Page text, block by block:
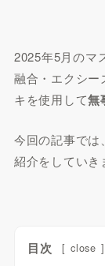
2025年5月のマ
融合・エクシー
キを使用して無
今回の記事で
紹介をしていき
目次 [ close ]